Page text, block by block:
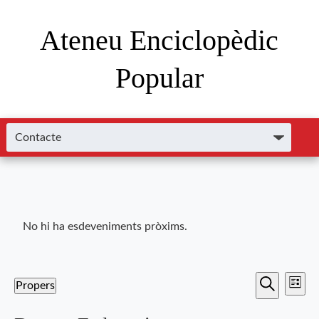
Ateneu Enciclopèdic
Popular
No hi ha esdeveniments pròxims.
Cerca de
Llista
Propers